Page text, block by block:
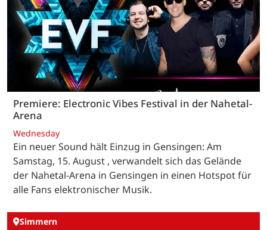
Premiere: Electronic Vibes Festival in der Nahetal-
Arena
Wednesday
Ein neuer Sound hält Einzug in Gensingen: Am
Samstag, 15. August , verwandelt sich das Gelände
der Nahetal-Arena in Gensingen in einen Hotspot für
alle Fans elektronischer Musik.
Simmern